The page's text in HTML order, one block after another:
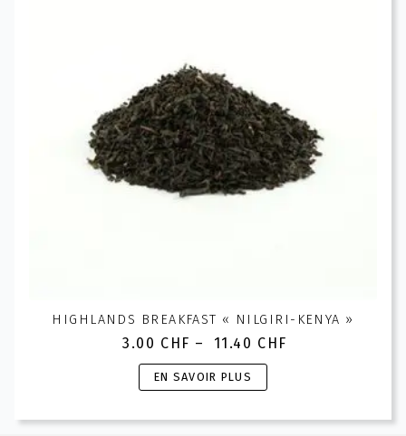
sur
la
page
du
produit
HIGHLANDS BREAKFAST « NILGIRI-KENYA »
3.00 CHF – 11.40 CHF
Plage
de
prix :
à
EN SAVOIR PLUS
Ce
produit